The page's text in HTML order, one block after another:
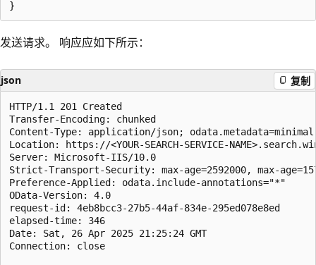
发送请求。 响应应如下所示：
json 复制
HTTP/1.1 201 Created
Transfer-Encoding: chunked
Content-Type: application/json;
Location: https://<YOUR-SEARCH-SERVICE-
Server: Microsoft-IIS/10.0
Strict-Transport-Security: max-age=2592000, max-
Preference-Applied: odata.include-annotations="*"
OData-Version: 4.0
request-id: 4eb8bcc3-27b5-44af-834e-295ed078e8ed
elapsed-time: 346
Date: Sat, 26 Apr 2025 21:25:24 GMT
Connection: close